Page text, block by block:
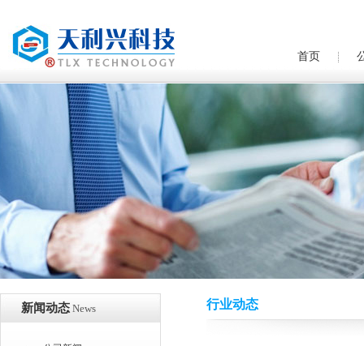
首页
新闻动态 News 行业动态